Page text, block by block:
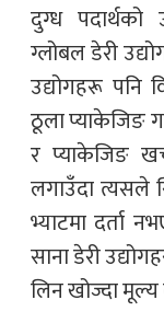
दुग्ध पदार्थको
ग्लोबल डेरी
उद्योगहरू पनि
ठूला प्याकेजिङ
र प्याकेजिङ
लगाउँदा त्यसले
भ्याटमा दर्ता
साना डेरी
लिन खोज्दा